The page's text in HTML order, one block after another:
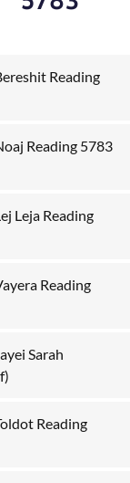
Reading
Reading 5783
Leja Reading
Reading
Sarah
Reading